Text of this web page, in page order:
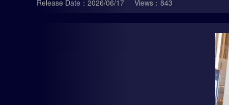
Release Date：2026/06/17 Views：843